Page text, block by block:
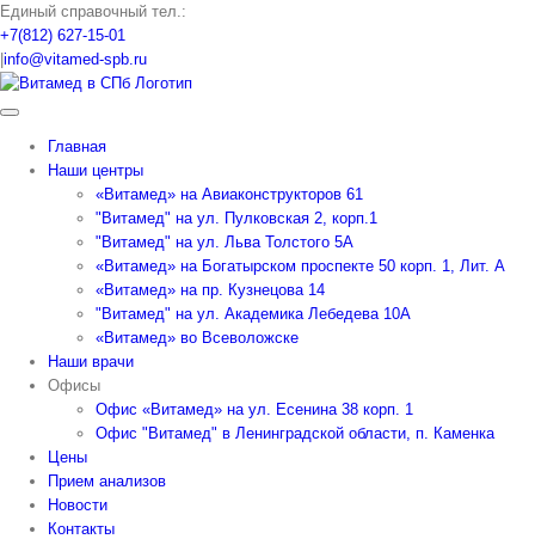
Skip
to
content
Единый справочный тел.:
+7(812) 627-15-01
info@vitamed-spb.ru
Главная
Наши центры
«Витамед» на Авиаконструкторов 61
"Витамед" на ул. Пулковская 2, корп.1
"Витамед" на ул. Льва Толстого 5А
«Витамед» на Богатырском проспекте 50 корп. 1, Лит. А
«Витамед» на пр. Кузнецова 14
"Витамед" на ул. Академика Лебедева 10А
«Витамед» во Всеволожске
Наши врачи
Офисы
Офис «Витамед» на ул. Есенина 38 корп. 1
Офис "Витамед" в Ленинградской области, п. Каменка
Цены
Прием анализов
Новости
Контакты